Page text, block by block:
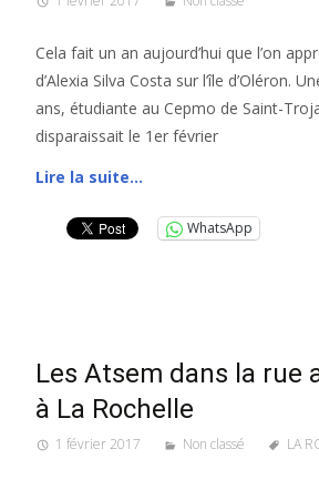
Cela fait un an aujourd’hui que l’on
d’Alexia Silva Costa sur l’île d’Oléron.
ans, étudiante au Cepmo de Saint-
disparaissait le 1er février
Lire la suite…
WhatsApp
Les Atsem dans la rue
à La Rochelle
1 février 2017 Non classé LA